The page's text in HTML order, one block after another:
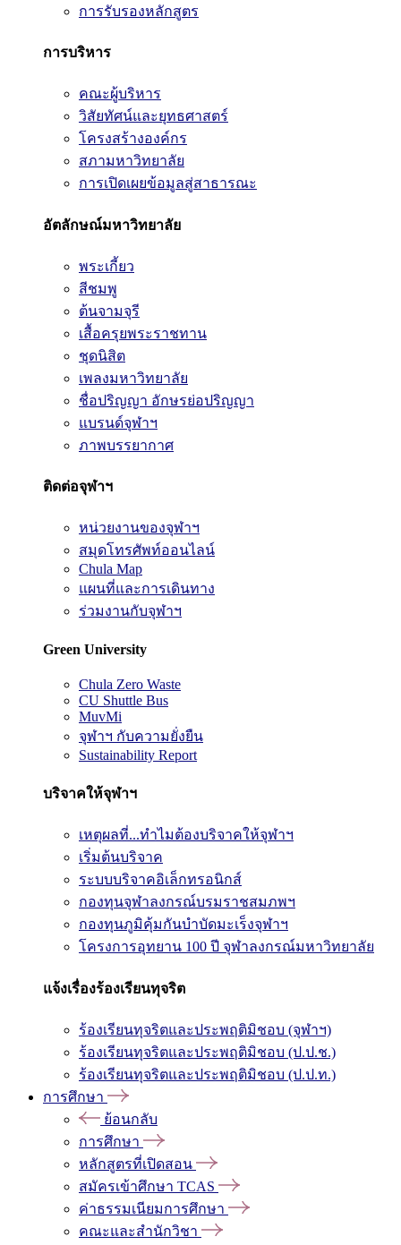
การรับรองหลักสูตร
การบริหาร
คณะผู้บริหาร
วิสัยทัศน์และยุทธศาสตร์
โครงสร้างองค์กร
สภามหาวิทยาลัย
การเปิดเผยข้อมูลสู่สาธารณะ
อัตลักษณ์มหาวิทยาลัย
พระเกี้ยว
สีชมพู
ต้นจามจุรี
เสื้อครุยพระราชทาน
ชุดนิสิต
เพลงมหาวิทยาลัย
ชื่อปริญญา อักษรย่อปริญญา
แบรนด์จุฬาฯ
ภาพบรรยากาศ
ติดต่อจุฬาฯ
หน่วยงานของจุฬาฯ
สมุดโทรศัพท์ออนไลน์
Chula Map
แผนที่และการเดินทาง
ร่วมงานกับจุฬาฯ
Green University
Chula Zero Waste
CU Shuttle Bus
MuvMi
จุฬาฯ กับความยั่งยืน
Sustainability Report
บริจาคให้จุฬาฯ
เหตุผลที่...ทำไมต้องบริจาคให้จุฬาฯ
เริ่มต้นบริจาค
ระบบบริจาคอิเล็กทรอนิกส์
กองทุนจุฬาลงกรณ์บรมราชสมภพฯ
กองทุนภูมิคุ้มกันบำบัดมะเร็งจุฬาฯ
โครงการอุทยาน 100 ปี จุฬาลงกรณ์มหาวิทยาลัย
แจ้งเรื่องร้องเรียนทุจริต
ร้องเรียนทุจริตและประพฤติมิชอบ (จุฬาฯ)
ร้องเรียนทุจริตและประพฤติมิชอบ (ป.ป.ช.)
ร้องเรียนทุจริตและประพฤติมิชอบ (ป.ป.ท.)
การศึกษา
ย้อนกลับ
การศึกษา
หลักสูตรที่เปิดสอน
สมัครเข้าศึกษา TCAS
ค่าธรรมเนียมการศึกษา
คณะและสำนักวิชา